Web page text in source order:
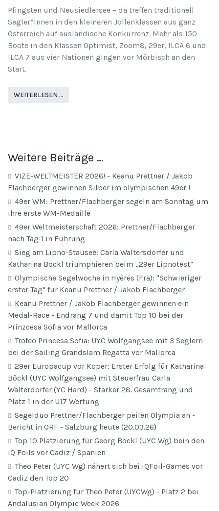
Pfingsten und Neusiedlersee – da treffen traditionell
Segler*Innen in den kleineren Jollenklassen aus ganz
Österreich auf ausländische Konkurrenz. Mehr als 150
Boote in den Klassen Optimist, Zoom8, 29er, ILCA 6 und
ILCA 7 aus vier Nationen gingen vor Mörbisch an den
Start.
WEITERLESEN …
Weitere Beiträge …
VIZE-WELTMEISTER 2026! - Keanu Prettner / Jakob
Flachberger gewinnen Silber im olympischen 49er !
49er WM: Prettner/Flachberger segeln am Sonntag um
ihre erste WM-Medaille
49er Weltmeisterschaft 2026: Prettner/Flachberger
nach Tag 1 in Führung
Sieg am Lipno-Stausee: Carla Waltersdorfer und
Katharina Böckl triumphieren beim „29er Lipnotest“
Olympische Segelwoche in Hyères (Fra): "Schwieriger
erster Tag" für Keanu Prettner / Jakob Flachberger
Keanu Prettner / Jakob Flachberger gewinnen ein
Medal-Race - Endrang 7 und damit Top 10 bei der
Prinzcesa Sofia vor Mallorca
Trofeo Princesa Sofia: UYC Wolfgangsee mit 3 Seglern
bei der Sailing Grandslam Regatta vor Mallorca
29er Europacup vor Koper: Erster Erfolg für Katharina
Böckl (UYC Wolfgangsee) mit Steuerfrau Carla
Walterdorfer (YC Hard) - Starker 28. Gesamtrang und
Platz 1 in der U17 Wertung
Segelduo Prettner/Flachberger peilen Olympia an -
Bericht in ORF - Salzburg heute (20.03.26)
Top 10 Platzierung für Georg Böckl (UYC Wg) bein den
IQ Foils vor Cadiz / Spanien
Theo Peter (UYC Wg) nähert sich bei iQFoil-Games vor
Cadiz den Top 20
Top-Platzierung für Theo Peter (UYCWg) - Platz 2 bei
Andalusian Olympic Week 2026